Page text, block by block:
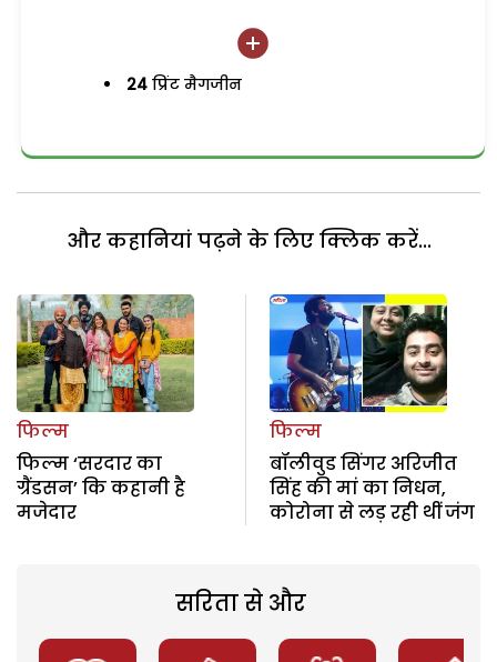
24 प्रिंट मैगजीन
और कहानियां पढ़ने के लिए क्लिक करें...
फिल्म
फिल्म ‘सरदार का
ग्रैंडसन’ कि कहानी है
मजेदार
फिल्म
बॉलीवुड सिंगर अरिजीत
सिंह की मां का निधन,
कोरोना से लड़ रही थीं जंग
सरिता से और